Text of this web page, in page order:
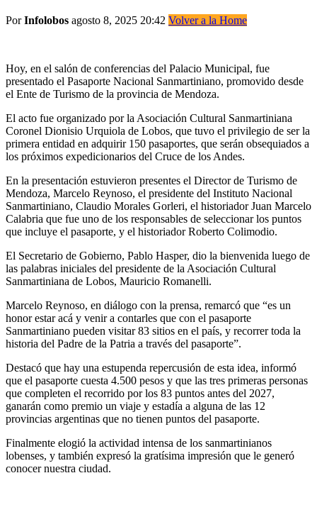
PorInfolobos agosto 8, 2025 20:42 Volver a la Home
Hoy, en el salón de conferencias del Palacio Municipal, fue
presentado el Pasaporte Nacional Sanmartiniano, promovido desde
el Ente de Turismo de la provincia de Mendoza.
El acto fue organizado por la Asociación Cultural Sanmartiniana
Coronel Dionisio Urquiola de Lobos, que tuvo el privilegio de ser la
primera entidad en adquirir 150 pasaportes, que serán obsequiados a
los próximos expedicionarios del Cruce de los Andes.
En la presentación estuvieron presentes el Director de Turismo de
Mendoza, Marcelo Reynoso, el presidente del Instituto Nacional
Sanmartiniano, Claudio Morales Gorleri, el historiador Juan Marcelo
Calabria que fue uno de los responsables de seleccionar los puntos
que incluye el pasaporte, y el historiador Roberto Colimodio.
El Secretario de Gobierno, Pablo Hasper, dio la bienvenida luego de
las palabras iniciales del presidente de la Asociación Cultural
Sanmartiniana de Lobos, Mauricio Romanelli.
Marcelo Reynoso, en diálogo con la prensa, remarcó que “es un
honor estar acá y venir a contarles que con el pasaporte
Sanmartiniano pueden visitar 83 sitios en el país, y recorrer toda la
historia del Padre de la Patria a través del pasaporte”.
Destacó que hay una estupenda repercusión de esta idea, informó
que el pasaporte cuesta 4.500 pesos y que las tres primeras personas
que completen el recorrido por los 83 puntos antes del 2027,
ganarán como premio un viaje y estadía a alguna de las 12
provincias argentinas que no tienen puntos del pasaporte.
Finalmente elogió la actividad intensa de los sanmartinianos
lobenses, y también expresó la gratísima impresión que le generó
conocer nuestra ciudad.